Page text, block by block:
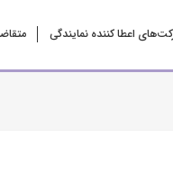
اعطا کننده نمایندگی